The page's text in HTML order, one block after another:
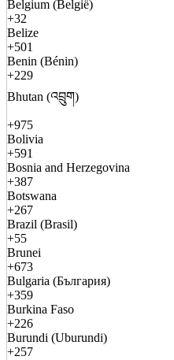
Belgium (België)
+32
Belize
+501
Benin (Bénin)
+229
Bhutan (འབྲུག)
+975
Bolivia
+591
Bosnia and Herzegovina
+387
Botswana
+267
Brazil (Brasil)
+55
Brunei
+673
Bulgaria (България)
+359
Burkina Faso
+226
Burundi (Uburundi)
+257